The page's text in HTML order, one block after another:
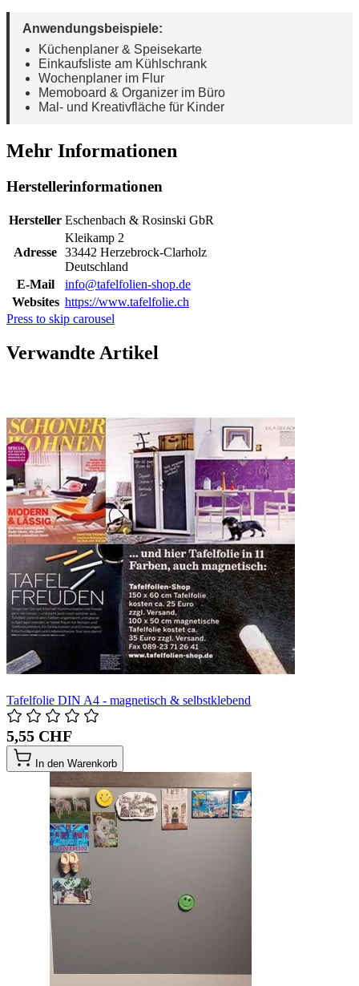
Anwendungsbeispiele:
Küchenplaner & Speisekarte
Einkaufsliste am Kühlschrank
Wochenplaner im Flur
Memoboard & Organizer im Büro
Mal- und Kreativfläche für Kinder
Mehr Informationen
Herstellerinformationen
Hersteller Eschenbach & Rosinski GbR
Adresse
Kleikamp 2
33442 Herzebrock-Clarholz
Deutschland
E-Mail
info@tafelfolien-shop.de
Websites https://www.tafelfolie.ch
Press to skip carousel
Verwandte Artikel
Tafelfolie DIN A4 - magnetisch & selbstklebend
5,55 CHF
In den Warenkorb